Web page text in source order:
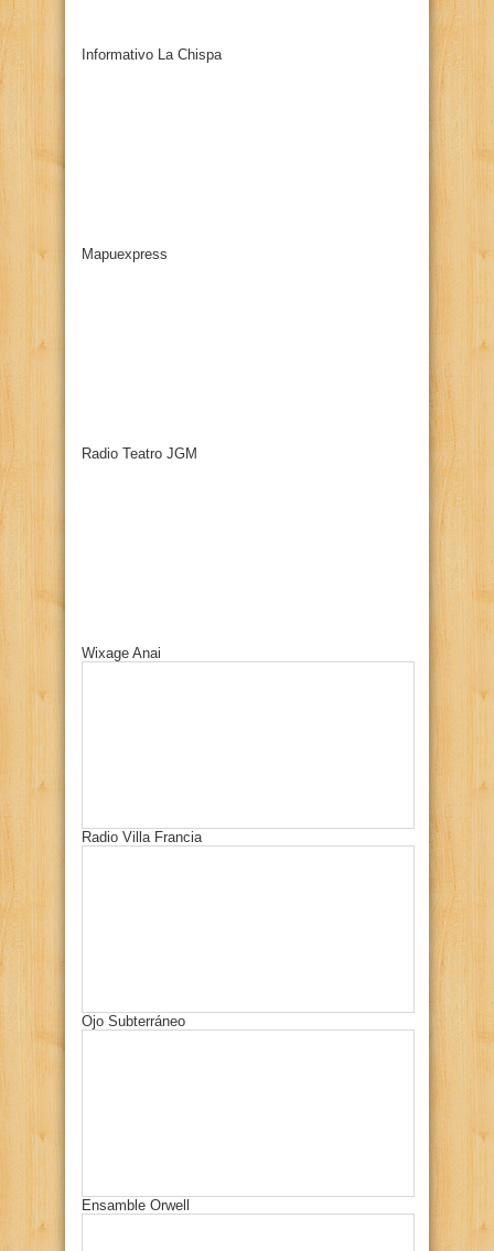
Informativo La Chispa
Mapuexpress
Radio Teatro JGM
Wixage Anai
Radio Villa Francia
Ojo Subterráneo
Ensamble Orwell